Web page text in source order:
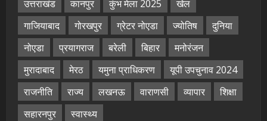
उत्तराखंड
कानपुर कुंभ मेला 2025
खेल
गाजियाबाद
गोरखपुर ग्रेटर नोएडा ज्योतिष
दुनिया
नोएडा
प्रयागराज बरेली बिहार
मनोरंजन
मुरादाबाद
मेरठ यमुना प्राधिकरण
यूपी उपचुनाव 2024
राजनीति
राज्य लखनऊ वाराणसी व्यापार
शिक्षा
सहारनपुर
स्वास्थ्य